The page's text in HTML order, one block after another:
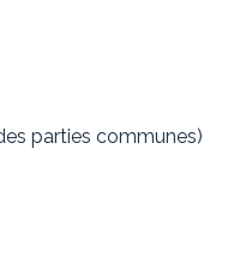
parties communes)